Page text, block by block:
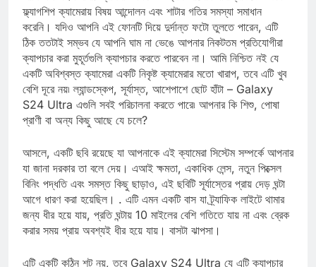
আমি এটা সহজ রাখা. স্যামসাং এখনও উজ্জ্বল আলোর পরিস্থিতিতেও তার
ফ্ল্যাগশিপ ক্যামেরায় বিষয় আন্দোলন এবং শাটার গতির সমস্যা সমাধান
করেনি। যদিও আপনি এই ফোনটি দিয়ে দুর্দান্ত ফটো তুলতে পারেন, এটি
ঠিক ততটাই সম্ভব যে আপনি ঘাম না ভেঙে আপনার নিকটতম প্রতিযোগীরা
ক্যাপচার করা মুহূর্তগুলি ক্যাপচার করতে পারবেন না। আমি নিশ্চিত নই যে
একটি অবিশ্বস্ত ক্যামেরা একটি নিকৃষ্ট ক্যামেরার মতো খারাপ, তবে এটি খুব
বেশি দূরে নয়৷ ল্যান্ডস্কেপ, সূর্যাস্ত, আশেপাশে ছোট হাঁটা – Galaxy
S24 Ultra এগুলি সবই পরিচালনা করতে পারে৷ আপনার কি শিশু, পোষা
প্রাণী বা অন্য কিছু আছে যে চলে?
আসলে, একটি ছবি রয়েছে যা আপনাকে এই ক্যামেরা সিস্টেম সম্পর্কে আপনার
যা জানা দরকার তা বলে দেয়। এআই ক্ষমতা, একাধিক লেন্স, নতুন পিক্সেল
বিনিং পদ্ধতি এবং সমস্ত কিছু ছাড়াও, এই ছবিটি সূর্যাস্তের প্রায় দেড় ঘন্টা
আগে ধারণ করা হয়েছিল। . এটি এমন একটি বাস যা ট্র্যাফিক লাইটে থামার
জন্য ধীর হয়ে যায়, প্রতি ঘন্টায় 10 মাইলের বেশি গতিতে যায় না এবং ব্রেক